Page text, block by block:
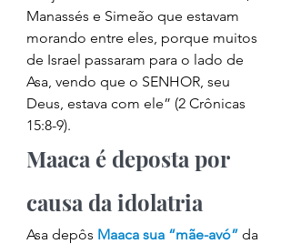
Manassés e Simeão que estavam
morando entre eles, porque muitos
de Israel passaram para o lado de
Asa, vendo que o SENHOR, seu
Deus, estava com ele” (2 Crônicas
15:8-9).
Maaca é deposta por
causa da idolatria
Asa depôs Maaca sua “mãe-avó” da